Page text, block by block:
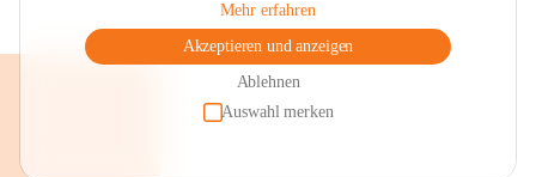
Mehr erfahren
Akzeptieren und anzeigen
Ablehnen
Auswahl merken